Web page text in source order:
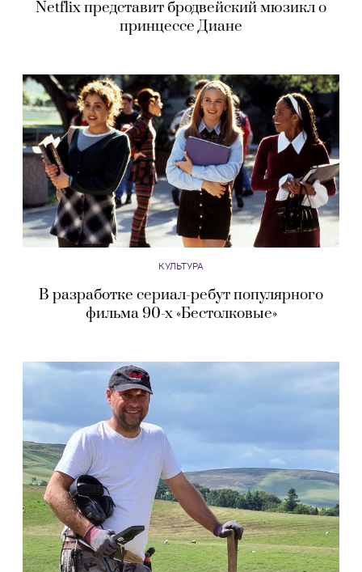
Netflix представит бродвейский мюзикл о
принцессе Диане
КУЛЬТУРА
В разработке сериал-ребут популярного
фильма 90-х «Бестолковые»